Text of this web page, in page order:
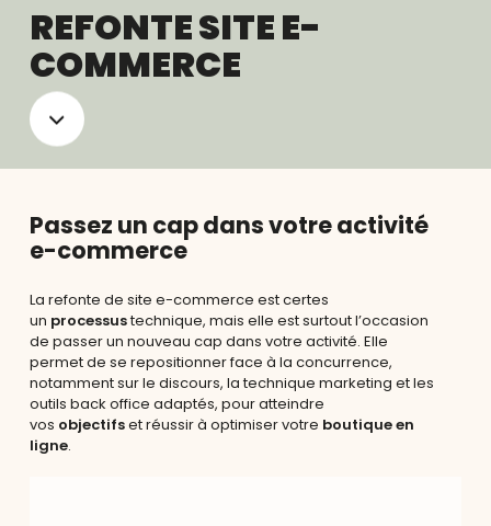
REFONTE SITE E-
COMMERCE
Navigate
the
next
section
Passez un cap dans votre activité
e-commerce
La refonte de site e-commerce est certes
un processustechnique, mais elle est surtout l’occasion
de passer un nouveau cap dans votre activité. Elle
permet de se repositionner face à la concurrence,
notamment sur le discours, la technique marketing et les
outils back office adaptés, pour atteindre
vos objectifset réussir à optimiser votre boutique en
ligne.